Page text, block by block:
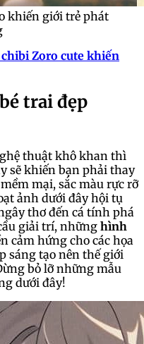
khiến giới trẻ phát
Zoro cute khiến
trai đẹp
thuật khô khan thì
sẽ khiến bạn phải thay
mại, sắc màu rực rỡ
ảnh dưới đây hội tụ
thơ đến cá tính phá
giải trí, những hình
cảm hứng cho các họa
sáng tạo nên thế giới
bỏ lỡ những mẫu
dưới đây!